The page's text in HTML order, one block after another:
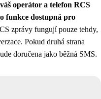
operátor a telefon RCS
funkce dostupná pro
zprávy fungují pouze tehdy,
Pokud druhá strana
doručena jako běžná SMS.